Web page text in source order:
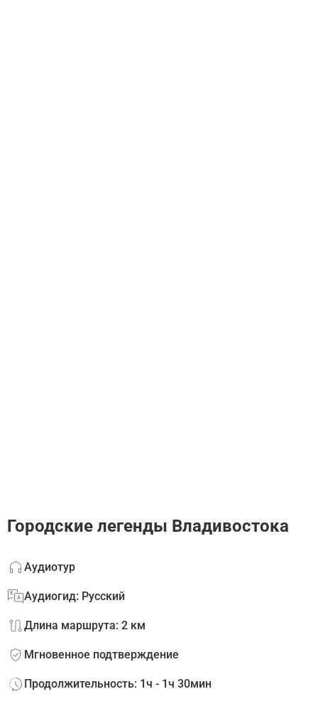
Городские легенды Владивостока
Аудиотур
Аудиогид: Русский
Длина маршрута: 2 км
Мгновенное подтверждение
Продолжительность: 1ч - 1ч 30мин